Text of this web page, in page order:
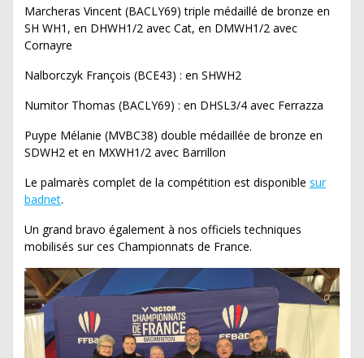
Marcheras Vincent (BACLY69) triple médaillé de bronze en
SH WH1, en DHWH1/2 avec Cat, en DMWH1/2 avec
Cornayre
Nalborczyk François (BCE43) : en SHWH2
Numitor Thomas (BACLY69) : en DHSL3/4 avec Ferrazza
Puype Mélanie (MVBC38) double médaillée de bronze en
SDWH2 et en MXWH1/2 avec Barrillon
Le palmarès complet de la compétition est disponible sur
badnet.
Un grand bravo également à nos officiels techniques
mobilisés sur ces Championnats de France.